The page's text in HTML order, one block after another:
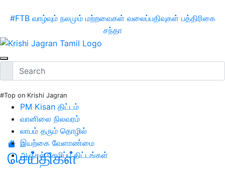
#FTB வாழ்வும் நலமும் மற்றவைகள் வலைப்பதிவுகள் பத்திரிகை
சந்தா
#Top on Krishi Jagran
PM Kisan திட்டம்
வானிலை நிலவரம்
லாபம் தரும் தொழில்
இயற்கை வேளாண்மை
அஞ்சல் சேமிப்பு திட்டங்கள்
செய்திகள்